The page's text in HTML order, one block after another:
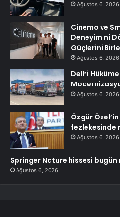
Ağustos 6, 2026
Cinemo ve
Deneyimini
Güçlerini
Ağustos 6, 2026
Delhi
Ağustos 6, 2026
Özgür
fezlekesinde
Ağustos 6, 2026
Springer Nature hissesi bugün
Ağustos 6, 2026